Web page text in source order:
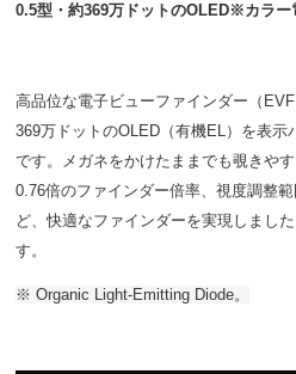
0.5型・約369万ドットのOLED※カラー
高品位な電子ビューファインダー（
369万ドットのOLED（有機EL）を表示
です。メガネをかけたままでも覗きや
0.76倍のファインダー倍率、視度調整
ど、快適なファインダーを実現しまし
す。
※ Organic Light-Emitting Diode。